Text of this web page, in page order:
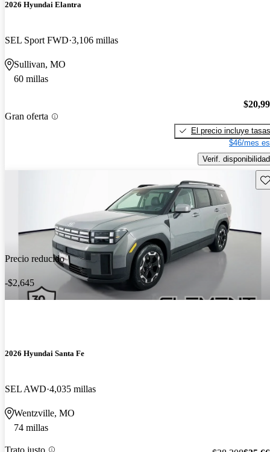
2026 Hyundai Elantra
SEL Sport FWD 3,106 millas
Sullivan, MO
60 millas
Gran oferta
El precio incluye tasas
$46/mes
Verif. disponibilidad
Precio reducido
-$2,645
2026 Hyundai Santa Fe
SEL AWD 4,035 millas
Wentzville, MO
74 millas
Trato justo